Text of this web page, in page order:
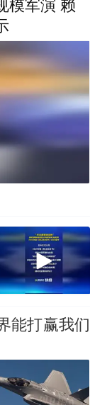
模军演 赖
能打赢我们